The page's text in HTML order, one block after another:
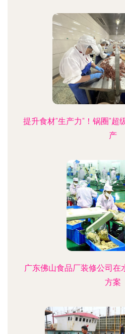
提升食材"生产力"！锅圈"超
产
广东佛山食品厂装修公司在
方案